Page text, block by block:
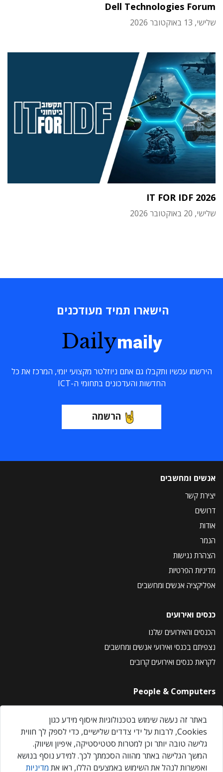
Dell Technologies Forum
שלישי, 13 באוקטובר 2026
IT FOR IDF 2026
שלישי, 20 באוקטובר 2026
הישארו תמיד מעודכנים
Dailymaily
הירשמו עכשיו ותקבלו גם אתם ניוזלטר מקצועי יומי, המרכז את כל
החדשות והעדכונים בתחומי ה-ICT
הרשמה
אנשים ומחשבים
יצירת קשר
דרושים
אודות
הנמר
הצהרת נגישות
מדיניות הפרטיות
אפליקציה אנשים ומחשבים
כנסים ואירועים
הכנסים והאירועים שלנו
נצפיתם בכנסי ואירועי אנשים ומחשבים
לקראת כנסים ואירועים קרובים
People & Computers
About Us
Privacy Policy
Contact Us
Our Events
באתר זה נעשה שימוש בטכנולוגיות איסוף מידע כגון
Cookies, לרבות על ידי צדדים שלישיים, כדי לספק לך חווית
גלישה טובה יותר וכן למטרות סטטיסטיקה, איפיון ושיווק.
המשך הגלישה באתר מהווה הסכמתך לכך. למידע נוסף בנושא
ואפשרות לנהל את השימוש באמצעים הללו, ראו את מדיניות